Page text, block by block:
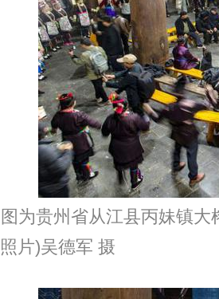
图为贵州省从江县丙妹镇
片)吴德军 摄